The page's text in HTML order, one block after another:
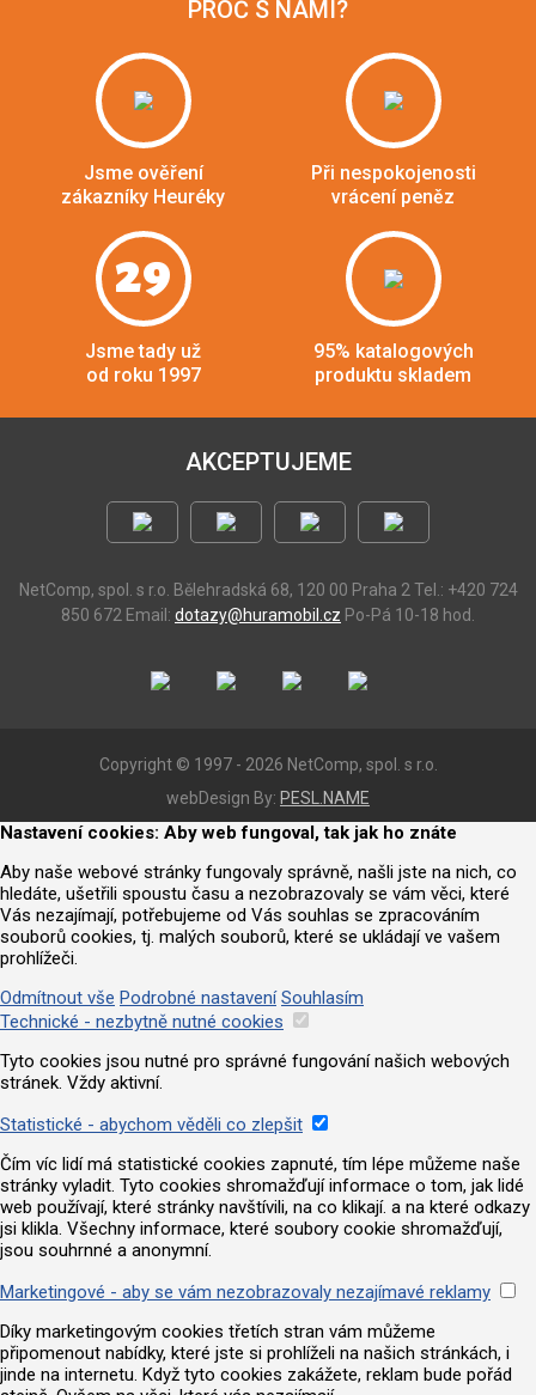
PROČ S NÁMI?
Jsme ověření
zákazníky Heuréky
Při nespokojenosti
vrácení peněz
29
Jsme tady už
od roku 1997
95% katalogových
produktu skladem
AKCEPTUJEME
NetComp, spol. s r.o. Bělehradská 68, 120 00 Praha 2 Tel.: +420 724
850 672 Email: dotazy@huramobil.cz Po-Pá 10-18 hod.
Copyright © 1997 - 2026 NetComp, spol. s r.o.
webDesign By: PESL.NAME
Nastavení cookies: Aby web fungoval, tak jak ho znáte
Aby naše webové stránky fungovaly správně, našli jste na nich, co
hledáte, ušetřili spoustu času a nezobrazovaly se vám věci, které
Vás nezajímají, potřebujeme od Vás souhlas se zpracováním
souborů cookies, tj. malých souborů, které se ukládají ve vašem
prohlížeči.
Odmítnout vše Podrobné nastavení Souhlasím
Technické - nezbytně nutné cookies
Tyto cookies jsou nutné pro správné fungování našich webových
stránek. Vždy aktivní.
Statistické - abychom věděli co zlepšit
Čím víc lidí má statistické cookies zapnuté, tím lépe můžeme naše
stránky vyladit. Tyto cookies shromažďují informace o tom, jak lidé
web používají, které stránky navštívili, na co klikají. a na které odkazy
jsi klikla. Všechny informace, které soubory cookie shromažďují,
jsou souhrnné a anonymní.
Marketingové - aby se vám nezobrazovaly nezajímavé reklamy
Díky marketingovým cookies třetích stran vám můžeme
připomenout nabídky, které jste si prohlíželi na našich stránkách, i
jinde na internetu. Když tyto cookies zakážete, reklam bude pořád